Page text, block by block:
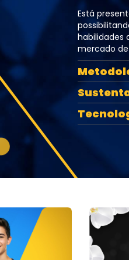
Está
habilidades
mercado